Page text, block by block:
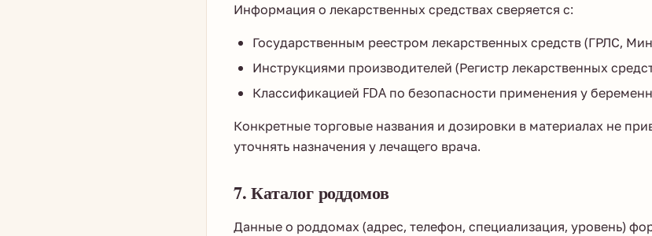
Информация о лекарственных средствах сверяется с:
Государственным реестром лекарственных средств (ГРЛС,
Инструкциями производителей (Регистр лекарственных
Классификацией FDA по безопасности применения у
Конкретные торговые названия и дозировки в материалах не
уточнять назначения у лечащего врача.
7. Каталог роддомов
Данные о роддомах (адрес, телефон, специализация, уровень)